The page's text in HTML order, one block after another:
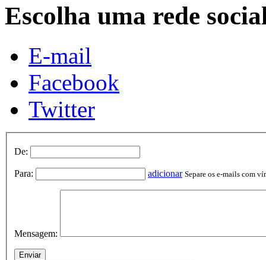
Escolha uma rede
E-mail
Facebook
Twitter
De:
Para: adicionar Separe os e-mails com
Mensagem: